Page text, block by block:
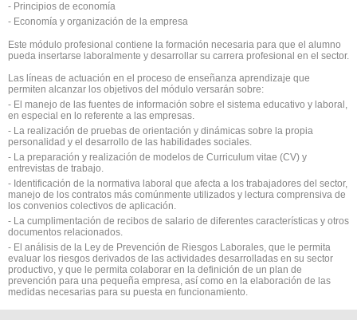
- Principios de economía
- Economía y organización de la empresa
Este módulo profesional contiene la formación necesaria para que el alumno
pueda insertarse laboralmente y desarrollar su carrera profesional en el sector.
Las líneas de actuación en el proceso de enseñanza aprendizaje que
permiten alcanzar los objetivos del módulo versarán sobre:
- El manejo de las fuentes de información sobre el sistema educativo y laboral,
en especial en lo referente a las empresas.
- La realización de pruebas de orientación y dinámicas sobre la propia
personalidad y el desarrollo de las habilidades sociales.
- La preparación y realización de modelos de Curriculum vitae (CV) y
entrevistas de trabajo.
- Identificación de la normativa laboral que afecta a los trabajadores del sector,
manejo de los contratos más comúnmente utilizados y lectura comprensiva de
los convenios colectivos de aplicación.
- La cumplimentación de recibos de salario de diferentes características y otros
documentos relacionados.
- El análisis de la Ley de Prevención de Riesgos Laborales, que le permita
evaluar los riesgos derivados de las actividades desarrolladas en su sector
productivo, y que le permita colaborar en la definición de un plan de
prevención para una pequeña empresa, así como en la elaboración de las
medidas necesarias para su puesta en funcionamiento.